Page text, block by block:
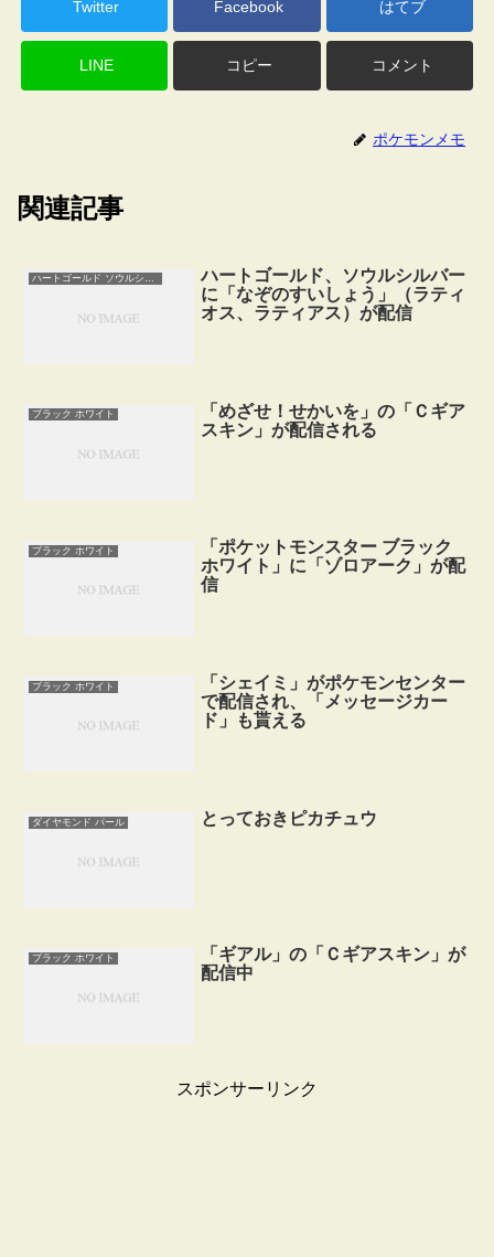
Twitter Facebook はてブ
LINE コピー コメント
ポケモンメモ
関連記事
ハートゴールド ソウルシルバー
ハートゴールド、ソウルシルバー
に「なぞのすいしょう」（ラティ
オス、ラティアス）が配信
ブラック ホワイト
「めざせ！せかいを」の「Ｃギア
スキン」が配信される
ブラック ホワイト
「ポケットモンスター ブラック
ホワイト」に「ゾロアーク」が配
信
ブラック ホワイト
「シェイミ」がポケモンセンター
で配信され、「メッセージカー
ド」も貰える
ダイヤモンド パール とっておきピカチュウ
ブラック ホワイト
「ギアル」の「Ｃギアスキン」が
配信中
スポンサーリンク